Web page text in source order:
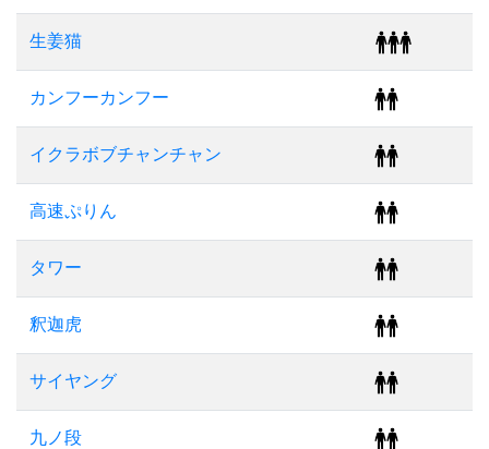
生姜猫
カンフーカンフー
イクラボブチャンチャン
高速ぷりん
タワー
釈迦虎
サイヤング
九ノ段